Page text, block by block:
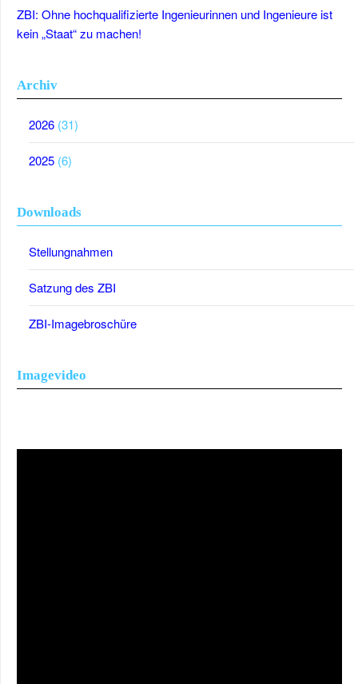
ZBI: Ohne hochqualifizierte Ingenieurinnen und Ingenieure ist
kein „Staat“ zu machen!
Archiv
2026 (31)
2025 (6)
Downloads
Stellungnahmen
Satzung des ZBI
ZBI-Imagebroschüre
Imagevideo